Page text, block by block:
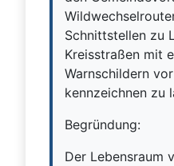
Schnittstellen zu
Kreisstraßen mit
Warnschildern
kennzeichnen zu
Begründung:
Der Lebensraum